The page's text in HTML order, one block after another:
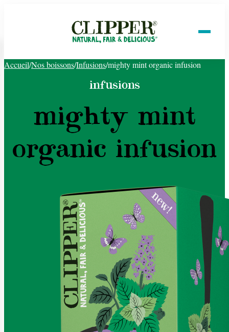
Accueil/Nos boissons/Infusions/mighty mint organic infusion
infusions
mighty mint
organic infusion